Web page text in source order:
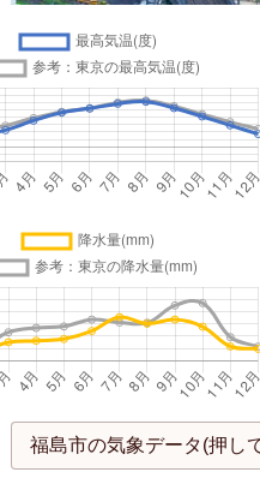
福島市の気象データ(押し